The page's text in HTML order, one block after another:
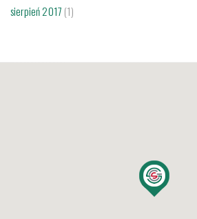
sierpień 2017 (1)